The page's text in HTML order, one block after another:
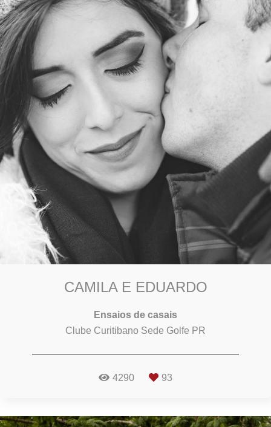
CAMILA E EDUARDO
Ensaios de casais
Clube Curitibano Sede Golfe PR
4290 93